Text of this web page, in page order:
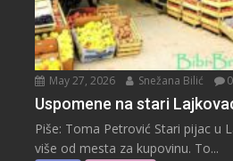
May 27, 2026 Snežana Bilić 0
Uspomene na stari
Piše: Toma Petrović Stari pijac u
više od mesta za kupovinu. To...